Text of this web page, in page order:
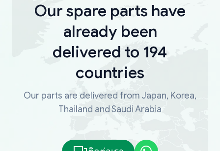
Our spare parts have
already been
delivered to 194
countries
Our parts are delivered from Japan, Korea,
Thailand and Saudi Arabia